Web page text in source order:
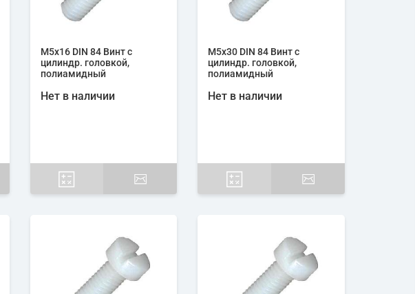
М5х16 DIN 84 Винт с
цилиндр. головкой,
полиамидный
Нет в наличии
М5х30 DIN 84 Винт с
цилиндр. головкой,
полиамидный
Нет в наличии